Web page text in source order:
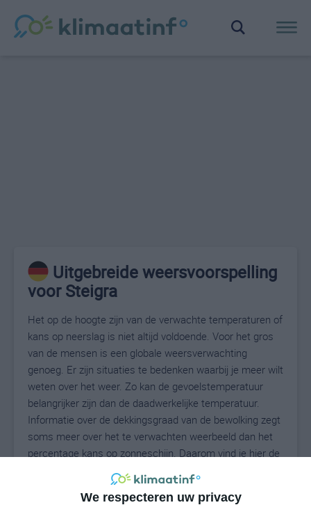
We respecteren uw privacy
Uitgebreide weersvoorspelling
voor Steigra
Het op de hoogte zijn van de verwachte temperaturen of
kans op neerslag is niet altijd voldoende. Voor het gros
van de mensen is een globale weersverwachting
genoeg. Er zijn situaties te bedenken waarbij je meer wilt
weten over het weer. Zo kan de gevoelstemperatuur
belangrijker zijn dan de daadwerkelijke temperatuur.
Informatie over de dekkingsgraad van de bewolking zegt
soms meer over het te verwachten weerbeeld dan het
percentage kans op zonneschijn. Daarom vind je hier de
uitgebreide weersvoorspelling voor Steigra.